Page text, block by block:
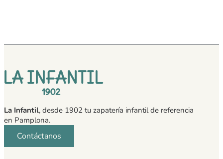
La Infantil, desde 1902 tu zapatería infantil de referencia
en Pamplona.
Contáctanos